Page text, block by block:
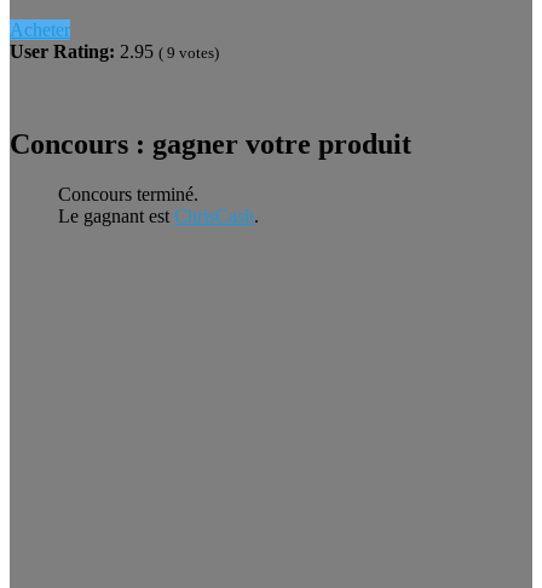
Acheter
User Rating: 2.95 ( 9 votes)
Concours : gagner votre produit
Concours terminé.
Le gagnant estChrisCash.